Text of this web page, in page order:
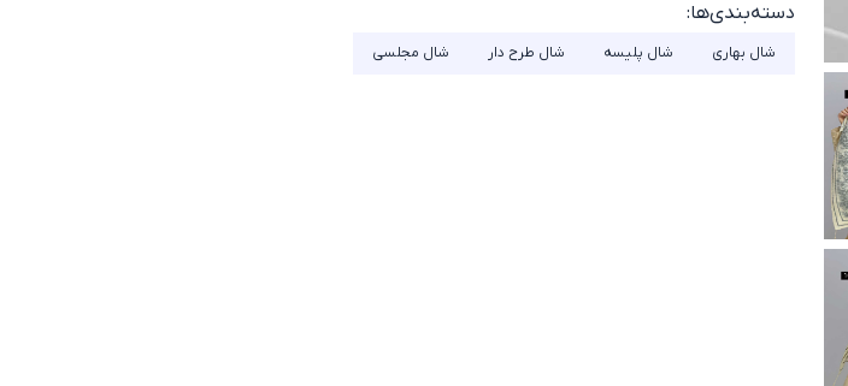
دسته‌بندی‌ها:
شال بهاری شال پلیسه شال طرح دار شال مجلسی